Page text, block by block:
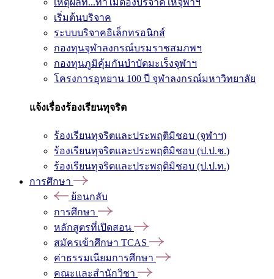
เหตุผลที่...ทำไมต้องบริจาคให้จุฬาฯ
เริ่มต้นบริจาค
ระบบบริจาคอิเล็กทรอนิกส์
กองทุนจุฬาลงกรณ์บรมราชสมภพฯ
กองทุนภูมิคุ้มกันบำบัดมะเร็งจุฬาฯ
โครงการอุทยาน 100 ปี จุฬาลงกรณ์มหาวิทยาลัย
แจ้งเรื่องร้องเรียนทุจริต
ร้องเรียนทุจริตและประพฤติมิชอบ (จุฬาฯ)
ร้องเรียนทุจริตและประพฤติมิชอบ (ป.ป.ช.)
ร้องเรียนทุจริตและประพฤติมิชอบ (ป.ป.ท.)
การศึกษา
ย้อนกลับ
การศึกษา
หลักสูตรที่เปิดสอน
สมัครเข้าศึกษา TCAS
ค่าธรรมเนียมการศึกษา
คณะและสำนักวิชา